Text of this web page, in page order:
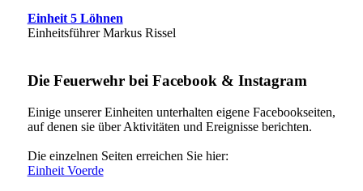
Einheit 5 Löhnen
Einheitsführer Markus Rissel
Die Feuerwehr bei Facebook & Instagram
Einige unserer Einheiten unterhalten eigene Facebookseiten,
auf denen sie über Aktivitäten und Ereignisse berichten.
Die einzelnen Seiten erreichen Sie hier:
Einheit Voerde